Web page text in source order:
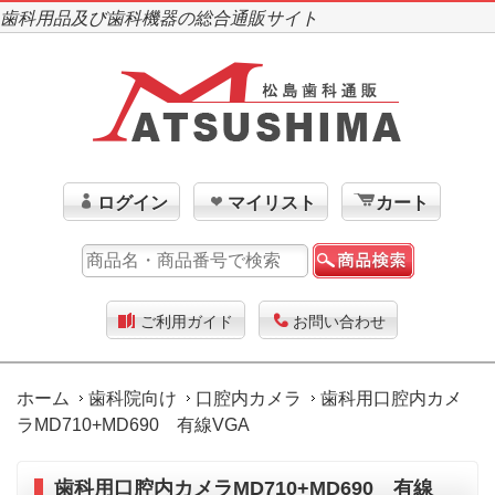
歯科用品及び歯科機器の総合通販サイト
ログイン マイリスト カート
ご利用ガイド お問い合わせ
ホーム 歯科院向け 口腔内カメラ
歯科用口腔内カメ
ラMD710+MD690 有線VGA
歯科用口腔内カメラMD710+MD690 有線